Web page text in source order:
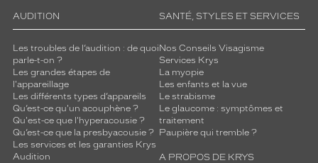
AUDITION
Les troubles de l’audition : de quoi
parle-t-on ?
Les grandes étapes de
l'appareillage
Les différents types d’appareils
Qu’est-ce qu'un acouphène ?
Qu'est-ce que l'hyperacousie ?
Qu’est-ce que la presbyacousie ?
Les services et les garanties Krys
Audition
SANTÉ, STYLES ET SERVICES
Nos Conseils Visagisme
Services Krys
La myopie
Les enfants et la vue
Le strabisme
Le glaucome : symptômes et
traitement
Paupière qui tremble ?
A PROPOS DE KRYS